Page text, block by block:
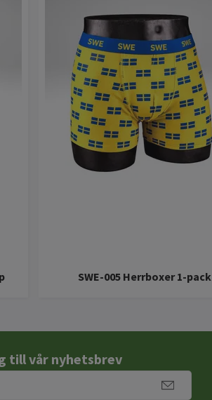
SWE-005 Herrboxer 1-pack
till vår nyhetsbrev